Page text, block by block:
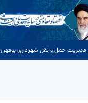
مدیریت حمل و نقل شهرداری بومهن